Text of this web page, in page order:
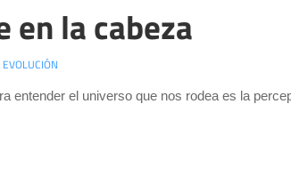
en la cabeza
EVOLUCIÓN
entender el universo que nos rodea es la